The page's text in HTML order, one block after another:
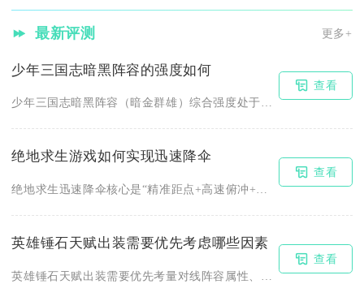
最新评测 更多+
少年三国志暗黑阵容的强度如何
少年三国志暗黑阵容（暗金群雄）综合强度处于T0梯队，PVP对...
查看
绝地求生游戏如何实现迅速降伞
绝地求生迅速降伞核心是“精准距点+高速俯冲+延迟开伞”，熟练...
查看
英雄锤石天赋出装需要优先考虑哪些因素
英雄锤石天赋出装需要优先考量对线阵容属性、队伍定位分工、技能...
查看